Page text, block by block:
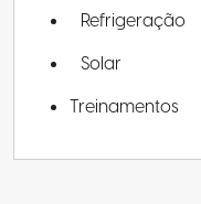
Refrigeração
Solar
Treinamentos